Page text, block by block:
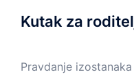
Kutak za
Pravdanje izostanaka